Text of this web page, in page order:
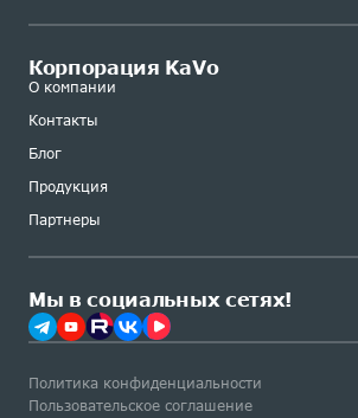
Корпорация KaVo
О компании
Контакты
Блог
Продукция
Партнеры
Мы в социальных сетях!
Политика конфиденциальности
Пользовательское соглашение